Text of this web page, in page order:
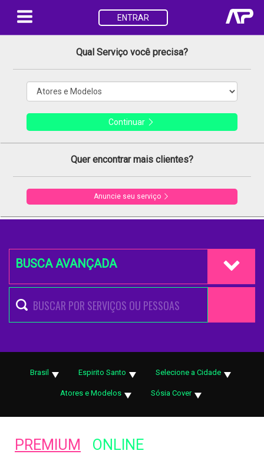
ENTRAR
Qual Serviço você precisa?
Continuar
Quer encontrar mais clientes?
Anuncie seu serviço
BUSCA AVANÇADA
Brasil Espirito Santo Selecione a Cidade
Atores e Modelos Sósia Cover
PREMIUM ONLINE